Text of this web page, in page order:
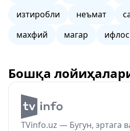
изтиробли
неъмат
махфий
магар
Бошқа
TVinfo.uz — Бугун, эртага